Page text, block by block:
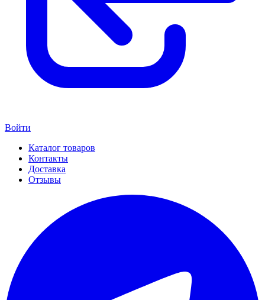
Войти
Каталог товаров
Контакты
Доставка
Отзывы